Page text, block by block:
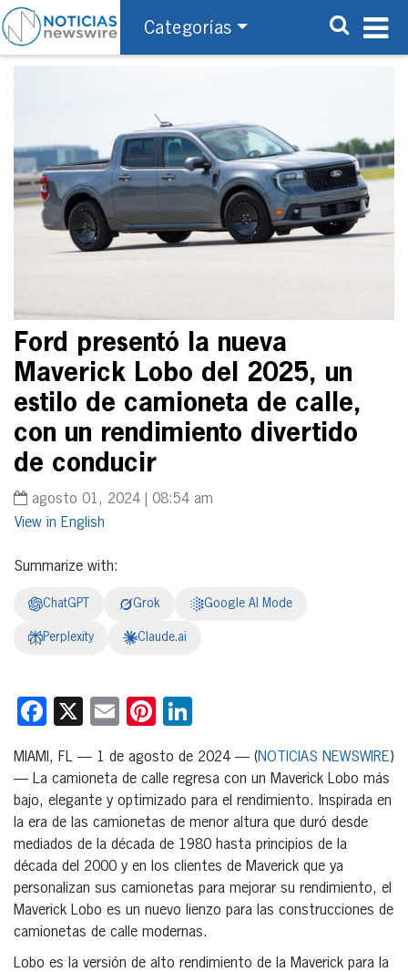
Categorías
Ford presentó la nueva
Maverick Lobo del 2025, un
estilo de camioneta de calle,
con un rendimiento divertido
de conducir
agosto 01, 2024 | 08:54 am
English
Summarize with:
ChatGPT Grok Google AI Mode
Perplexity Claude.ai
Facebook
X EmailPinterest
MIAMI, FL — 1 de agosto de 2024 — (NOTICIAS NEWSWIRE)
— La camioneta de calle regresa con un Maverick Lobo más
bajo, elegante y optimizado para el rendimiento. Inspirada en
la era de las camionetas de menor altura que duró desde
mediados de la década de 1980 hasta principios de la
década del 2000 y en los clientes de Maverick que ya
personalizan sus camionetas para mejorar su rendimiento, el
Maverick Lobo es un nuevo lienzo para las construcciones de
camionetas de calle modernas.
Lobo es la versión de alto rendimiento de la Maverick para la